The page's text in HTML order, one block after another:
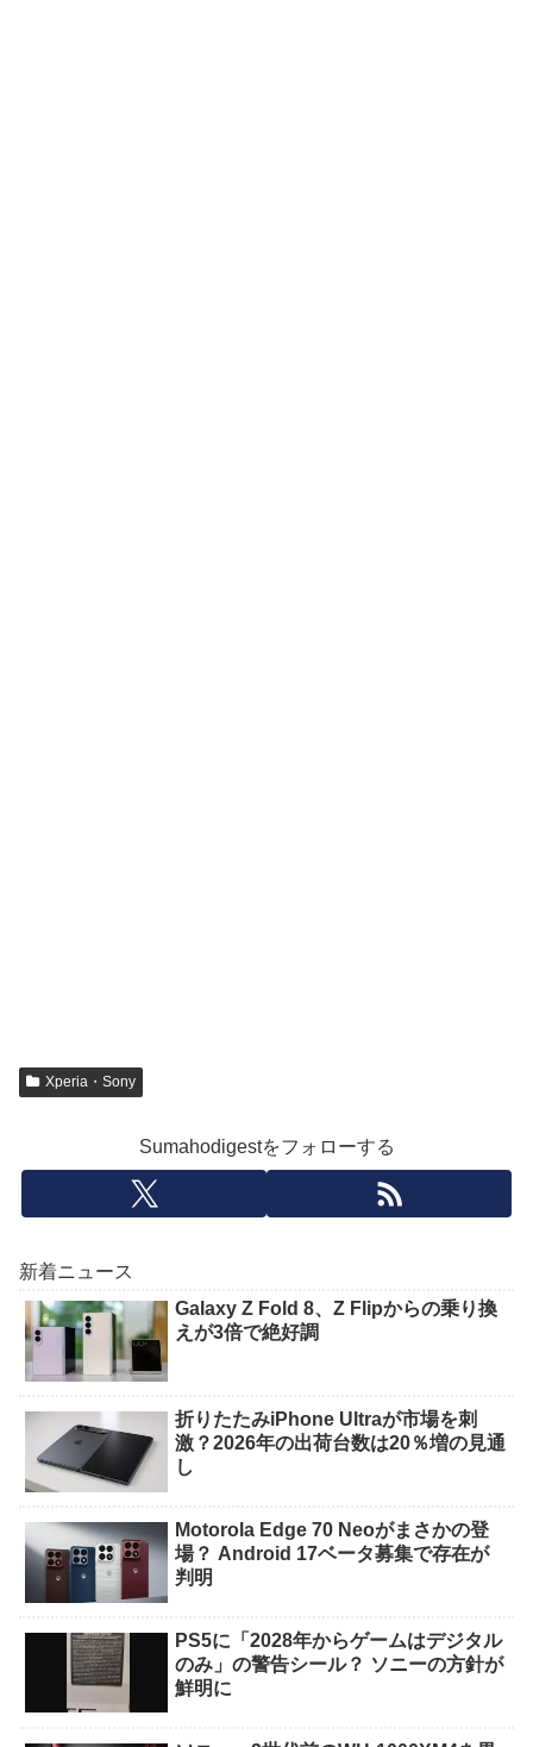
Xperia・Sony
Sumahodigestをフォローする
新着ニュース
Galaxy Z Fold 8、Z Flipからの乗り換
えが3倍で絶好調
折りたたみiPhone Ultraが市場を刺
激？2026年の出荷台数は20％増の見通
し
Motorola Edge 70 Neoがまさかの登
場？ Android 17ベータ募集で存在が
判明
PS5に「2028年からゲームはデジタル
のみ」の警告シール？ ソニーの方針が
鮮明に